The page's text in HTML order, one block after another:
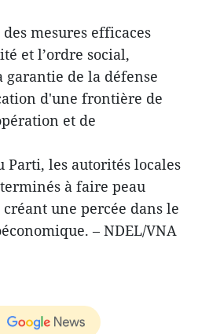
mesures efficaces
et l’ordre social,
de la défense
d'une frontière de
et de
Parti, les autorités locales
à faire peau
une percée dans le
– NDEL/VNA